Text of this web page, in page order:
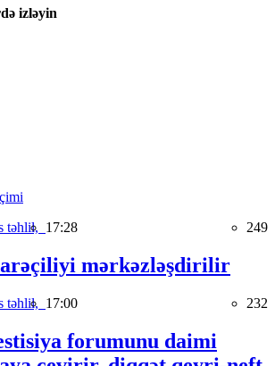
izləyin
təhlil, 17:28 249
mərkəzləşdirilir
təhlil, 17:00 232
forumunu daimi